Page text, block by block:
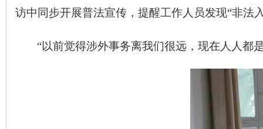
访中同步开展普法宣传，提醒工作人员发现“非法
“以前觉得涉外事务离我们很远，现在人人都